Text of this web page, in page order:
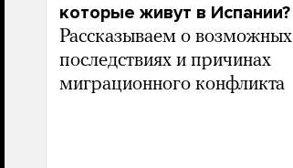
которые живут в Испании?
Рассказываем о возможных
последствиях и причинах
миграционного конфликта